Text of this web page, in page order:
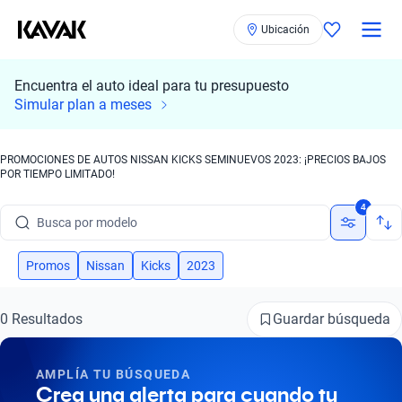
Ubicación
Encuentra el auto ideal para tu presupuesto
Simular plan a meses
PROMOCIONES DE AUTOS NISSAN KICKS SEMINUEVOS 2023: ¡PRECIOS BAJOS
POR TIEMPO LIMITADO!
Busca por modelo
Busca por versión
Busca por marca
Busca por modelo
4
Promos Nissan Kicks 2023
0 Resultados Guardar búsqueda
AMPLÍA TU BÚSQUEDA
Crea una alerta para cuando tu